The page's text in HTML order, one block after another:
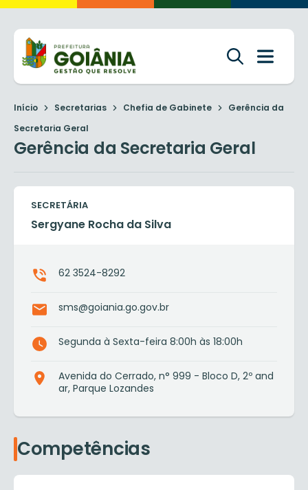
Início Secretarias Chefia de Gabinete
Gerência da
Secretaria Geral
Gerência da Secretaria Geral
SECRETÁRIA
Sergyane Rocha da Silva
62 3524-8292
sms@goiania.go.gov.br
Segunda à Sexta-feira 8:00h às 18:00h
Avenida do Cerrado, n° 999 - Bloco D, 2º and
ar, Parque Lozandes
Competências